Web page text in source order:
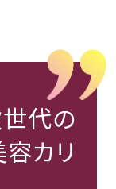
代の
カリ